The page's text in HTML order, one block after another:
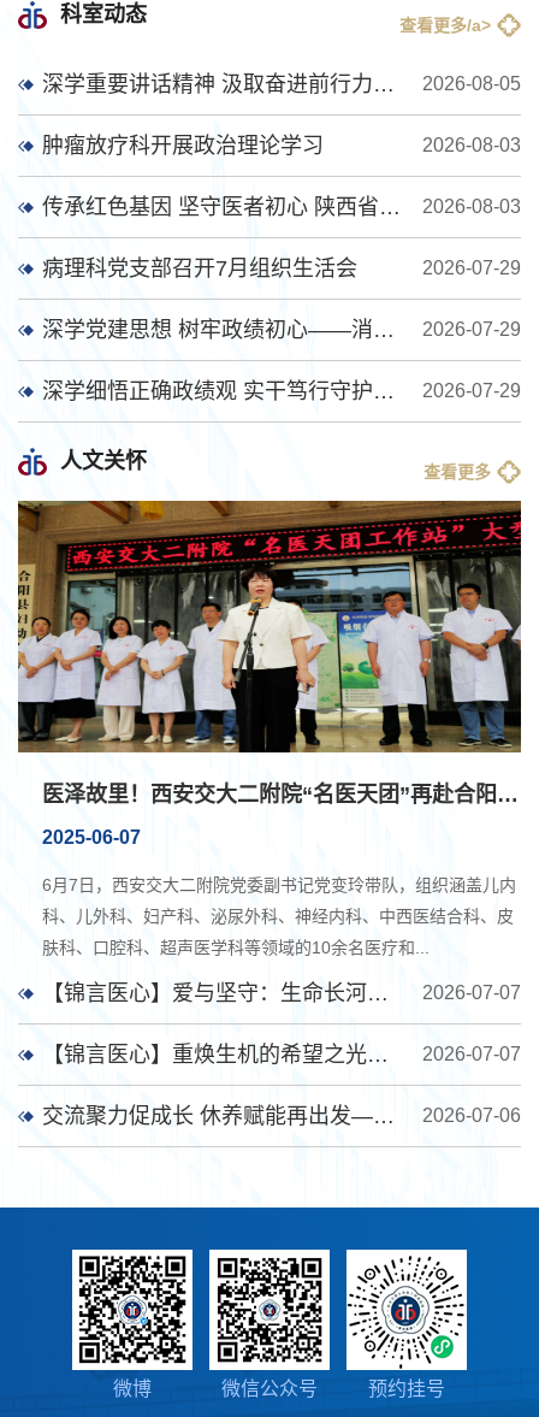
科室动态 查看更多/a>
深学重要讲话精神 汲取奋进前行力量 ——康复医学科党支部开展专题集中学习 2026-08-05
肿瘤放疗科开展政治理论学习 2026-08-03
传承红色基因 坚守医者初心 陕西省神经外科专科护士赴八路军西安办事处参观学习 2026-08-03
病理科党支部召开7月组织生活会 2026-07-29
深学党建思想 树牢政绩初心——消毒供应科党支部开展主题党日活动 2026-07-29
深学细悟正确政绩观 实干笃行守护医疗安全——消毒供应科党支部开展专题学习 2026-07-29
人文关怀 查看更多
医泽故里！西安交大二附院“名医天团”再赴合阳送健康
2025-06-07
6月7日，西安交大二附院党委副书记党变玲带队，组织涵盖儿内
科、儿外科、妇产科、泌尿外科、神经内科、中西医结合科、皮
肤科、口腔科、超声医学科等领域的10余名医疗和...
【锦言医心】爱与坚守：生命长河中的温暖护航 2026-07-07
【锦言医心】重焕生机的希望之光——76岁维吾尔族老人千里赴陕成功施行复杂心脏手术 2026-07-07
交流聚力促成长 休养赋能再出发——院工会举办2026年第四期（总第17期）学术休假暨... 2026-07-06
微博 微信公众号 预约挂号